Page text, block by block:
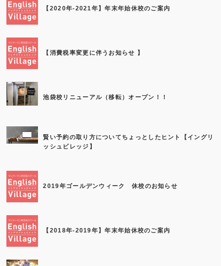
【2020年-2021年】年末年始休校のご案内
【消費税率変更に伴うお知らせ 】
池袋校リニューアル（移転）オープン！！
賢い予約の取り方についてちょっとしたヒント【イングリ
ッシュビレッジ】
2019年ゴールデンウィーク 休校のお知らせ
【2018年-2019年】年末年始休校のご案内